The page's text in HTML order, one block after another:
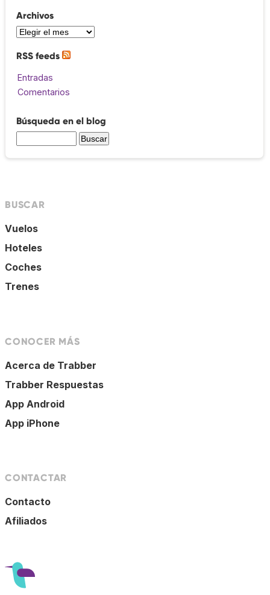
Archivos
RSS feeds
Entradas
Comentarios
Búsqueda en el blog
BUSCAR
Vuelos
Hoteles
Coches
Trenes
CONOCER MÁS
Acerca de Trabber
Trabber Respuestas
App Android
App iPhone
CONTACTAR
Contacto
Afiliados